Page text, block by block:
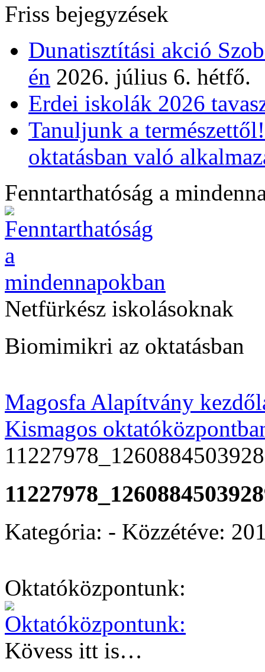
Friss bejegyzések
Dunatisztítási akció
én 2026. július 6. hétfő.
Erdei iskolák 2026
Tanuljunk a
oktatásban való
Fenntarthatóság a
Netfürkész iskolásoknak
Biomimikri az oktatásban
Magosfa Alapítvány
Kismagos
Kategória: - Közzétéve:
Oktatóközpontunk:
Kövess itt is…